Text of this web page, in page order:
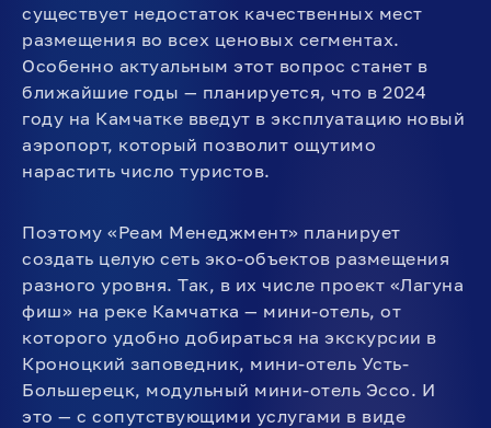
существует недостаток качественных мест
размещения во всех ценовых сегментах.
Особенно актуальным этот вопрос станет в
ближайшие годы — планируется, что в 2024
году на Камчатке введут в эксплуатацию новый
аэропорт, который позволит ощутимо
нарастить число туристов.
Поэтому «Реам Менеджмент» планирует
создать целую сеть эко-объектов размещения
разного уровня. Так, в их числе проект «Лагуна
фиш» на реке Камчатка — мини-отель, от
которого удобно добираться на экскурсии в
Кроноцкий заповедник, мини-отель Усть-
Большерецк, модульный мини-отель Эссо. И
это — с сопутствующими услугами в виде